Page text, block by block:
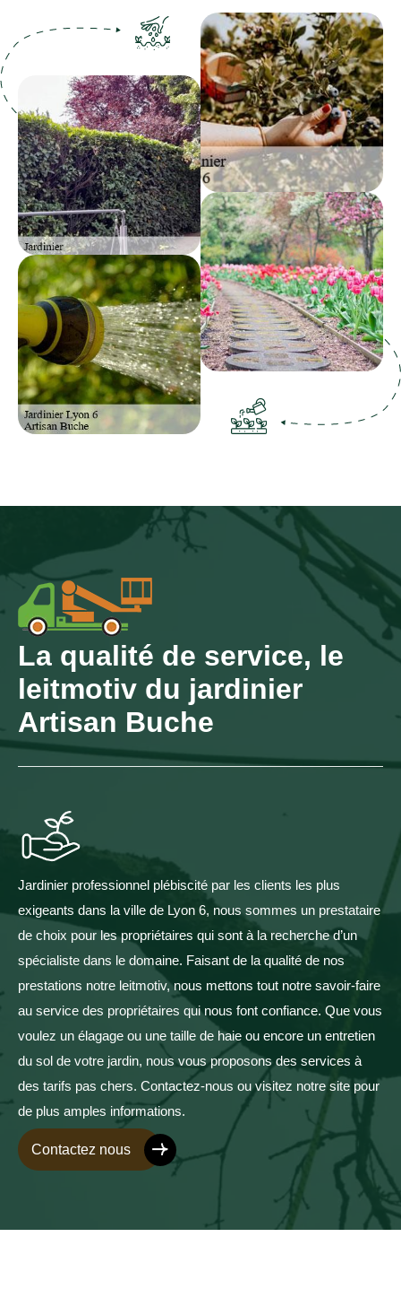
La qualité de service, le
leitmotiv du jardinier
Artisan Buche
Jardinier professionnel plébiscité par les clients les plus
exigeants dans la ville de Lyon 6, nous sommes un prestataire
de choix pour les propriétaires qui sont à la recherche d’un
spécialiste dans le domaine. Faisant de la qualité de nos
prestations notre leitmotiv, nous mettons tout notre savoir-faire
au service des propriétaires qui nous font confiance. Que vous
voulez un élagage ou une taille de haie ou encore un entretien
du sol de votre jardin, nous vous proposons des services à
des tarifs pas chers. Contactez-nous ou visitez notre site pour
de plus amples informations.
Contactez nous